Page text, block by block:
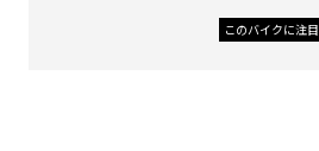
このバイクに注目